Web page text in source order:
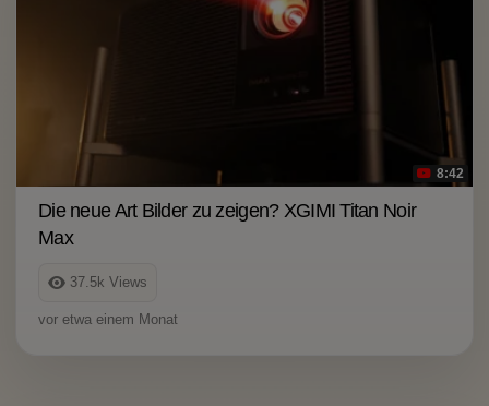
8:42
37.5k Views
Die neue Art Bilder zu zeigen? XGIMI Titan Noir
Max
vor etwa einem Monat